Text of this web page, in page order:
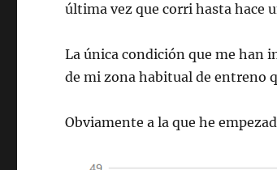
última vez que corri hasta hace
La única condición que me han
de mi zona habitual de entreno
Obviamente a la que he